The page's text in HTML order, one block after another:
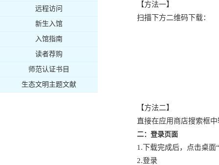
远程访问
新生入馆
入馆指南
读者荐购
师范认证书目
生态文明主题文献
【方法一】
扫描下方二维码下载：
【方法二】
直接在应用商店搜索框
二：登录页面
1.下载完成后，点击桌面
2.登录